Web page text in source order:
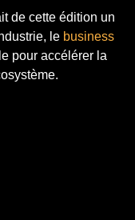
de cette édition un
le business
pour accélérer la